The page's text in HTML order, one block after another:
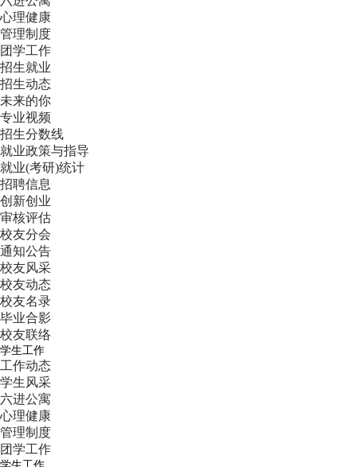
心理健康
管理制度
团学工作
招生就业
招生动态
未来的你
专业视频
招生分数线
就业政策与指导
就业(考研)统计
招聘信息
创新创业
审核评估
校友分会
通知公告
校友风采
校友动态
校友名录
毕业合影
校友联络
学生工作
工作动态
学生风采
六进公寓
心理健康
管理制度
团学工作